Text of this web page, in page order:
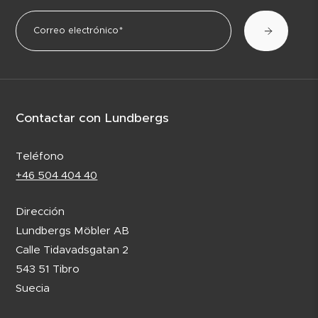
Contactar con Lundbergs
Teléfono
+46 504 404 40
Dirección
Lundbergs Möbler AB
Calle Tidavadsgatan 2
543 51 Tibro
Suecia